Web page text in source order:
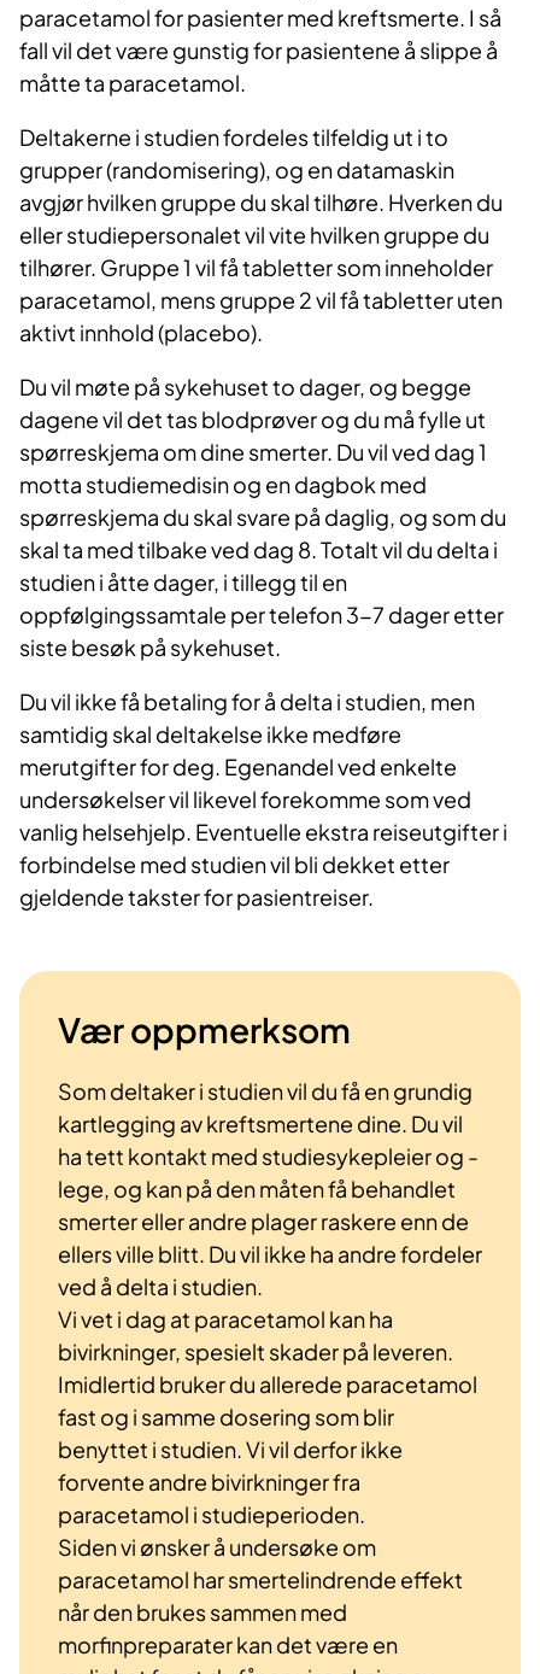
paracetamol for pasienter med kreftsmerte. I så
fall vil det være gunstig for pasientene å slippe å
måtte ta paracetamol.
Deltakerne i studien fordeles tilfeldig ut i to
grupper (randomisering), og en datamaskin
avgjør hvilken gruppe du skal tilhøre. Hverken du
eller studiepersonalet vil vite hvilken gruppe du
tilhører. Gruppe 1 vil få tabletter som inneholder
paracetamol, mens gruppe 2 vil få tabletter uten
aktivt innhold (placebo).
Du vil møte på sykehuset to dager, og begge
dagene vil det tas blodprøver og du må fylle ut
spørreskjema om dine smerter. Du vil ved dag 1
motta studiemedisin og en dagbok med
spørreskjema du skal svare på daglig, og som du
skal ta med tilbake ved dag 8. Totalt vil du delta i
studien i åtte dager, i tillegg til en
oppfølgingssamtale per telefon 3-7 dager etter
siste besøk på sykehuset.
Du vil ikke få betaling for å delta i studien, men
samtidig skal deltakelse ikke medføre
merutgifter for deg. Egenandel ved enkelte
undersøkelser vil likevel forekomme som ved
vanlig helsehjelp. Eventuelle ekstra reiseutgifter i
forbindelse med studien vil bli dekket etter
gjeldende takster for pasientreiser.
Vær oppmerksom
Som deltaker i studien vil du få en grundig
kartlegging av kreftsmertene dine. Du vil
ha tett kontakt med studiesykepleier og -
lege, og kan på den måten få behandlet
smerter eller andre plager raskere enn de
ellers ville blitt. Du vil ikke ha andre fordeler
ved å delta i studien.
Vi vet i dag at paracetamol kan ha
bivirkninger, spesielt skader på leveren.
Imidlertid bruker du allerede paracetamol
fast og i samme dosering som blir
benyttet i studien. Vi vil derfor ikke
forvente andre bivirkninger fra
paracetamol i studieperioden.
Siden vi ønsker å undersøke om
paracetamol har smertelindrende effekt
når den brukes sammen med
morfinpreparater kan det være en